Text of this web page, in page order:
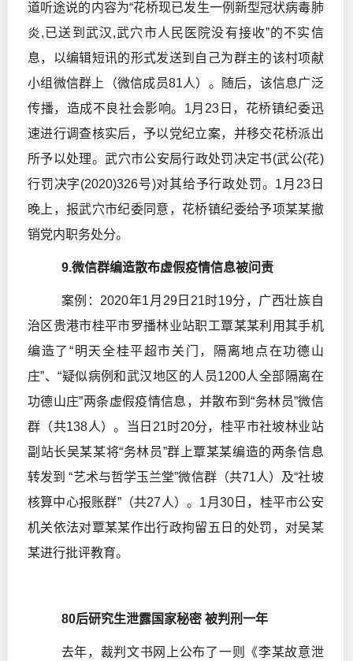
道听途说的内容为“花桥现已发生一例新型冠状病毒肺
炎,已送到武汉,武穴市人民医院没有接收”的不实信
息，以编辑短讯的形式发送到自己为群主的该村项献
小组微信群上（微信成员81人）。随后，该信息广泛
传播，造成不良社会影响。1月23日，花桥镇纪委迅
速进行调查核实后，予以党纪立案，并移交花桥派出
所予以处理。武穴市公安局行政处罚决定书(武公(花)
行罚决字(2020)326号)对其给予行政处罚。1月23日
晚上，报武穴市纪委同意，花桥镇纪委给予项某某撤
销党内职务处分。
9.微信群编造散布虚假疫情信息被问责
案例：2020年1月29日21时19分，广西壮族自
治区贵港市桂平市罗播林业站职工覃某某利用其手机
编造了“明天全桂平超市关门，隔离地点在功德山
庄”、“疑似病例和武汉地区的人员1200人全部隔离在
功德山庄”两条虚假疫情信息，并散布到“务林员”微信
群（共138人）。当日21时20分，桂平市社坡林业站
副站长吴某某将“务林员”群上覃某某编造的两条信息
转发到 “艺术与哲学玉兰堂”微信群（共71人）及“社坡
核算中心报账群”（共27人）。1月30日，桂平市公安
机关依法对覃某某作出行政拘留五日的处罚，对吴某
某进行批评教育。
80后研究生泄露国家秘密 被判刑一年
去年，裁判文书网上公布了一则《李某故意泄